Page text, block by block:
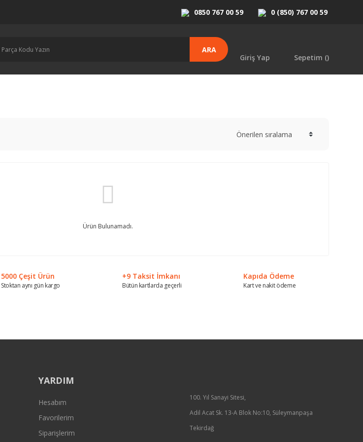
0850 767 00 59 0 (850) 767 00 59
ARA
Giriş Yap
Sepetim ()
Ürün Bulunamadı.
5000 Çeşit Ürün
Stoktan aynı gün kargo
+9 Taksit İmkanı
Bütün kartlarda geçerli
Kapıda Ödeme
Kart ve nakit ödeme
YARDIM
Hesabım
Favorilerim
Siparişlerim
100. Yıl Sanayi Sitesi,
Adil Acat Sk. 13-A Blok No:10, Süleymanpaşa
Tekirdağ